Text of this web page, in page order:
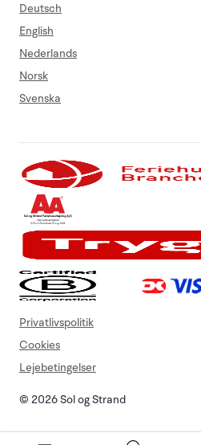
Deutsch
English
Nederlands
Norsk
Svenska
© 2026 Sol og Strand
Privatlivspolitik
Cookies
Lejebetingelser